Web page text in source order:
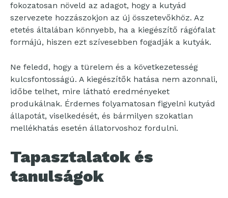
fokozatosan növeld az adagot, hogy a kutyád
szervezete hozzászokjon az új összetevőkhöz. Az
etetés általában könnyebb, ha a kiegészítő rágófalat
formájú, hiszen ezt szívesebben fogadják a kutyák.
Ne feledd, hogy a türelem és a következetesség
kulcsfontosságú. A kiegészítők hatása nem azonnali,
időbe telhet, mire látható eredményeket
produkálnak. Érdemes folyamatosan figyelni kutyád
állapotát, viselkedését, és bármilyen szokatlan
mellékhatás esetén állatorvoshoz fordulni.
Tapasztalatok és
tanulságok